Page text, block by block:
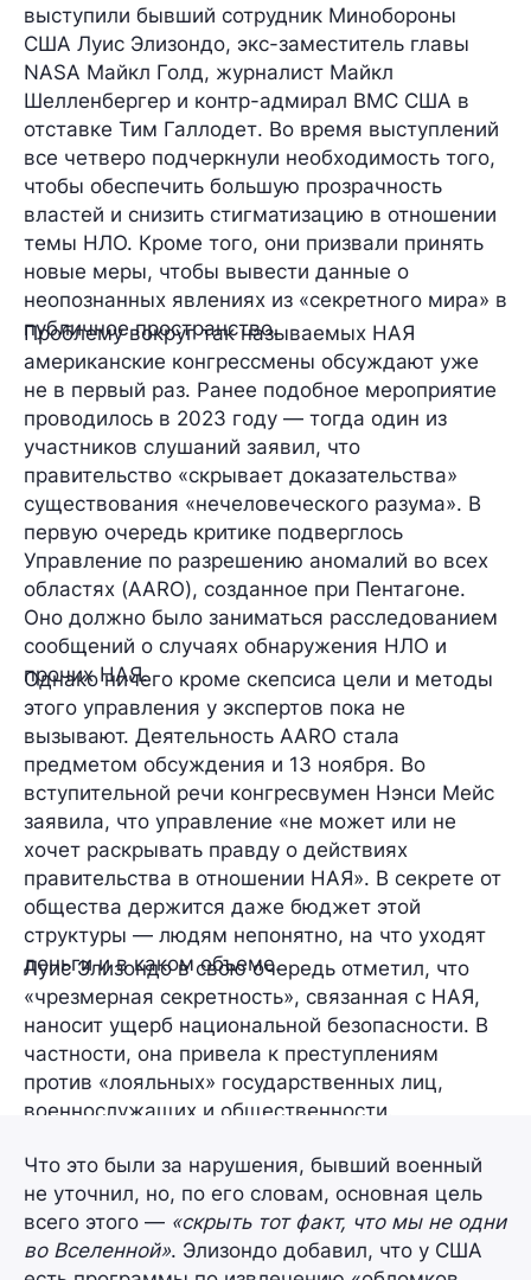
выступили бывший сотрудник Минобороны
США Луис Элизондо, экс-заместитель главы
NASA Майкл Голд, журналист Майкл
Шелленбергер и контр-адмирал ВМС США в
отставке Тим Галлодет. Во время выступлений
все четверо подчеркнули необходимость того,
чтобы обеспечить большую прозрачность
властей и снизить стигматизацию в отношении
темы НЛО. Кроме того, они призвали принять
новые меры, чтобы вывести данные о
неопознанных явлениях из «секретного мира» в
публичное пространство.
Проблему вокруг так называемых НАЯ
американские конгрессмены обсуждают уже
не в первый раз. Ранее подобное мероприятие
проводилось в 2023 году — тогда один из
участников слушаний заявил, что
правительство «скрывает доказательства»
существования «нечеловеческого разума». В
первую очередь критике подверглось
Управление по разрешению аномалий во всех
областях (AARO), созданное при Пентагоне.
Оно должно было заниматься расследованием
сообщений о случаях обнаружения НЛО и
прочих НАЯ.
Однако ничего кроме скепсиса цели и методы
этого управления у экспертов пока не
вызывают. Деятельность AARO стала
предметом обсуждения и 13 ноября. Во
вступительной речи конгресвумен Нэнси Мейс
заявила, что управление «не может или не
хочет раскрывать правду о действиях
правительства в отношении НАЯ». В секрете от
общества держится даже бюджет этой
структуры — людям непонятно, на что уходят
деньги и в каком объеме.
Луис Элизондо в свою очередь отметил, что
«чрезмерная секретность», связанная с НАЯ,
наносит ущерб национальной безопасности. В
частности, она привела к преступлениям
против «лояльных» государственных лиц,
военнослужащих и общественности.
Что это были за нарушения, бывший военный
не уточнил, но, по его словам, основная цель
всего этого — «скрыть тот факт, что мы не одни
во Вселенной». Элизондо добавил, что у США